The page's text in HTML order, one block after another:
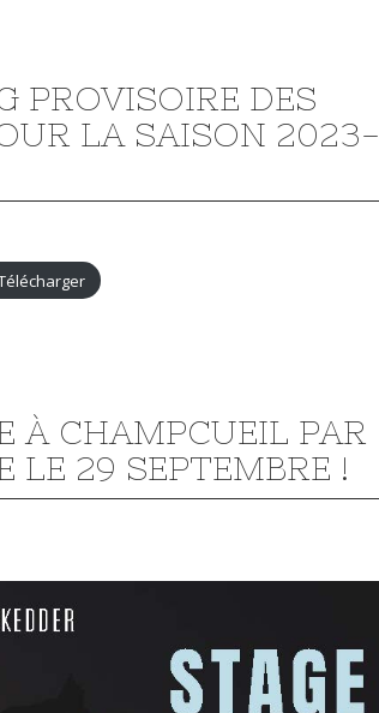
PROVISOIRE DES
LA SAISON 2023-
À CHAMPCUEIL PAR
LE 29 SEPTEMBRE !